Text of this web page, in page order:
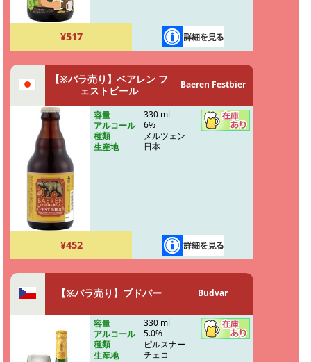
¥517
【※バラ売り】ベアレン フ
ェストビール
Baeren Festbier
容量
330 ml
アルコール
6%
種類
メルツェン
生産地
日本
¥452
【※バラ売り】ブドバー Budvar
容量
330 ml
アルコール
5.0%
種類
ピルスナー
生産地
チェコ